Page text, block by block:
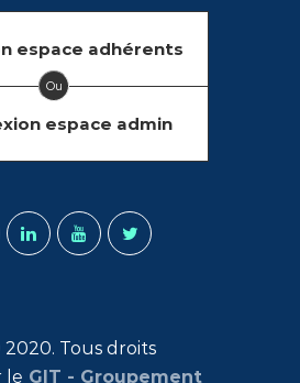
espace adhérents
Ou
espace admin
Tous droits
le GIT - Groupement